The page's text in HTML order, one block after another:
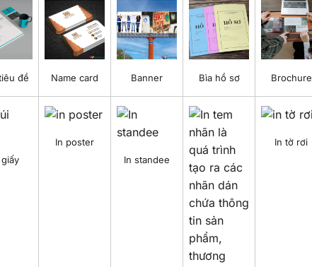
đề Name card Banner Bìa hồ sơ Brochure
In poster
In standee
In tờ rơi